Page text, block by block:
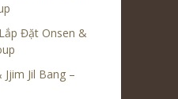
Đặt Onsen &
Jil Bang –